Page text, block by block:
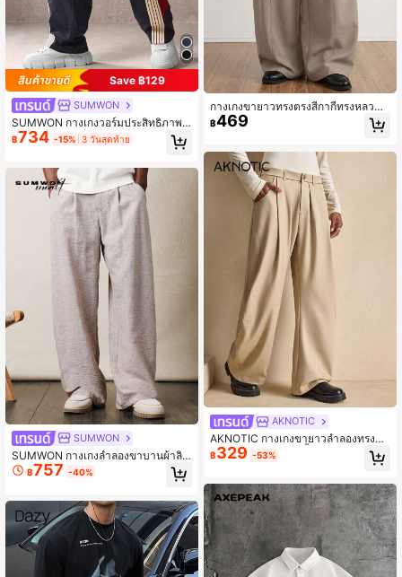
Save ฿129
SUMWON
SUMWON กางเกงวอร์มประสิทธิภาพร
ะดับพรีเมียมพร้อมแถบด้านข้าง, เอวยา
งยืด, ทรงหลวม, สำหรับการฝึกซ้อม, ออ
ฟ, กางเกงกันลม
฿734 -15% 3 วันสุดท้าย
SUMWON
SUMWON กางเกงลำลองขาบานผ้าลินิ
นทรงหลวมสำหรับผู้ชาย กางเกงขายาว
ทรงหลวมระบายอากาศได้ดีสำหรับฤดูร้
บไม้ผลิ
฿757 -40%
กางเกงขายาวทรงตรงสีกากีทรงหลวม
ลำลองสำหรับผู้ชาย สไตล์มินิมอลอเมริกั
น ใส่ได้หลากหลายสำหรับการเดินทาง
฿469
AKNOTIC
AKNOTIC กางเกงขายาวลำลองทรงหล
วม ขากว้าง จับจีบ สีพื้น สำหรับผู้ชาย
฿329 -53%